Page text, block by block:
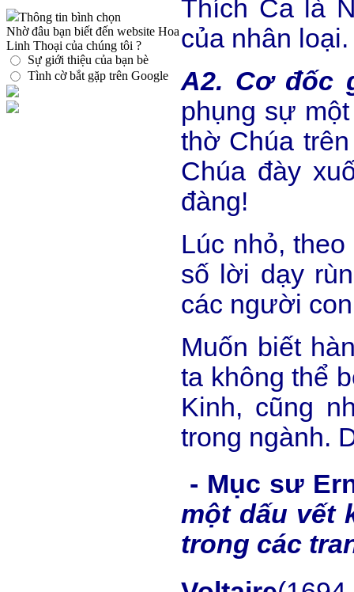
Thông tin bình chọn
Nhờ đâu bạn biết đến website Hoa
Linh Thoại của chúng tôi ?
Sự giới thiệu của bạn bè
Tình cờ bắt gặp trên Google
Thích Ca là
của nhân loại.
A2. Cơ đốc
phụng sự
thờ Chúa
Chúa đày
đàng!
Lúc nhỏ,
số lời dạy
các người
Muốn biết
ta không thể
Kinh, cũng
trong ngành.
- Mục sư
một dấu vết
trong các